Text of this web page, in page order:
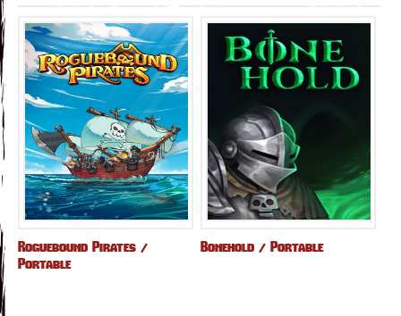
Roguebound Pirates /
Portable
Bonehold / Portable